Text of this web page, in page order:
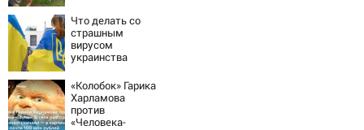
деревню, где
прошло ее
детство
07/08/2026 –
Новости
Что делать со
страшным
вирусом
украинства
«Колобок» Гарика
Харламова
против
«Человека-